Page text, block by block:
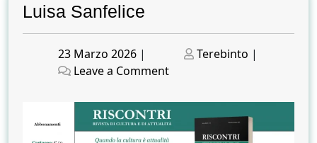
Luisa Sanfelice
Posted
on
23 Marzo 2026 |
Posted
Terebinto |
Leave a Commenton
Sanfelice